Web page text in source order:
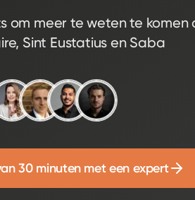
om meer te weten te komen
Sint Eustatius en Saba
30 minuten met een expert